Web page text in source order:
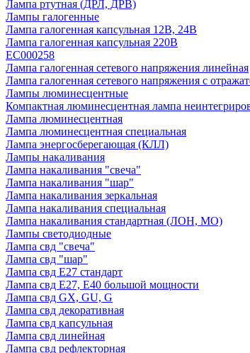
Лампа ртутная (ДРЛ, ДРВ)
Лампы галогенные
Лампа галогенная капсульная 12В, 24В
Лампа галогенная капсульная 220В
EC000258
Лампа галогенная сетевого напряжения линейная
Лампа галогенная сетевого напряжения с
Лампы люминесцентные
Компактная люминесцентная лампа
Лампа люминесцентная
Лампа люминесцентная специальная
Лампа энергосберегающая (КЛЛ)
Лампы накаливания
Лампа накаливания "свеча"
Лампа накаливания "шар"
Лампа накаливания зеркальная
Лампа накаливания специальная
Лампа накаливания стандартная (ЛОН, МО)
Лампы светодиодные
Лампа свд "свеча"
Лампа свд "шар"
Лампа свд E27 стандарт
Лампа свд E27, Е40 большой мощности
Лампа свд GX, GU, G
Лампа свд декоративная
Лампа свд капсульная
Лампа свд линейная
Лампа свд рефлекторная